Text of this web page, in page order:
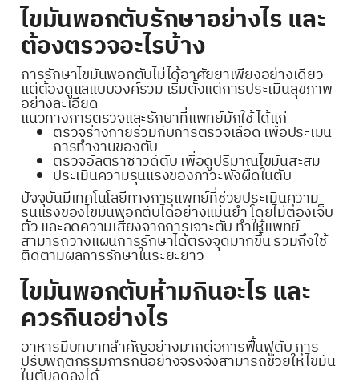
ไขมันพอกตับรักษาอย่างไร และ
ต้องตรวจอะไรบ้าง
การรักษาไขมันพอกตับไม่ได้อาศัยยาเพียงอย่างเดียว
แต่ต้องดูแลแบบองค์รวม เริ่มตั้งแต่การประเมินสุขภาพ
อย่างละเอียด
แนวทางการตรวจและรักษาที่แพทย์มักใช้ ได้แก่
ตรวจร่างกายร่วมกับการตรวจเลือด เพื่อประเมิน
การทำงานของตับ
ตรวจอัลตราซาวด์ตับ เพื่อดูปริมาณไขมันสะสม
ประเมินความรุนแรงของภาวะพังผืดในตับ
ปัจจุบันมีเทคโนโลยีทางการแพทย์ที่ช่วยประเมินความ
รุนแรงของไขมันพอกตับได้อย่างแม่นยำ โดยไม่ต้องเจ็บ
ตัว และลดความเสี่ยงจากการเจาะตับ ทำให้แพทย์
สามารถวางแผนการรักษาได้ตรงจุดมากขึ้น รวมถึงใช้
ติดตามผลการรักษาในระยะยาว
ไขมันพอกตับห้ามกินอะไร และ
ควรกินอย่างไร
อาหารมีบทบาทสำคัญอย่างมากต่อการฟื้นฟูตับ การ
ปรับพฤติกรรมการกินอย่างจริงจังสามารถช่วยให้ไขมัน
ในตับลดลงได้